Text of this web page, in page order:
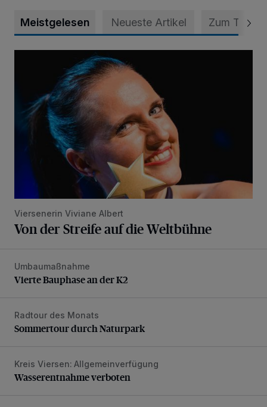
Meistgelesen Neueste Artikel Zum Thema
Von der Streife auf die Weltbühne
Viersenerin Viviane Albert
Von der Streife auf die Weltbühne
Vierte Bauphase an der K2
Umbaumaßnahme
Vierte Bauphase an der K2
Sommertour durch Naturpark
Radtour des Monats
Sommertour durch Naturpark
Wasserentnahme verboten
Kreis Viersen: Allgemeinverfügung
Wasserentnahme verboten